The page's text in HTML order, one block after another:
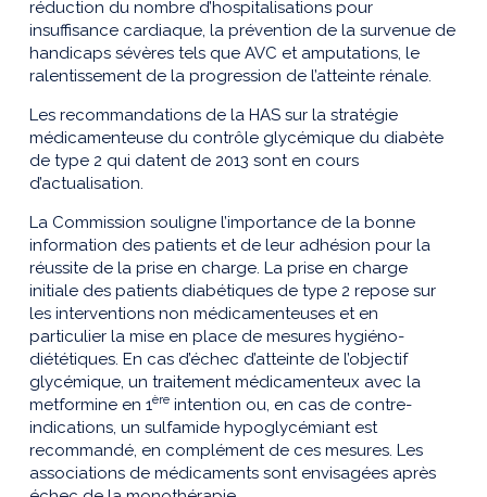
réduction du nombre d’hospitalisations pour
insuffisance cardiaque, la prévention de la survenue de
handicaps sévères tels que AVC et amputations, le
ralentissement de la progression de l’atteinte rénale.
Les recommandations de la HAS sur la stratégie
médicamenteuse du contrôle glycémique du diabète
de type 2 qui datent de 2013 sont en cours
d’actualisation.
La Commission souligne l’importance de la bonne
information des patients et de leur adhésion pour la
réussite de la prise en charge. La prise en charge
initiale des patients diabétiques de type 2 repose sur
les interventions non médicamenteuses et en
particulier la mise en place de mesures hygiéno-
diététiques. En cas d’échec d’atteinte de l’objectif
glycémique, un traitement médicamenteux avec la
metformine en 1ère intention ou, en cas de contre-
indications, un sulfamide hypoglycémiant est
recommandé, en complément de ces mesures. Les
associations de médicaments sont envisagées après